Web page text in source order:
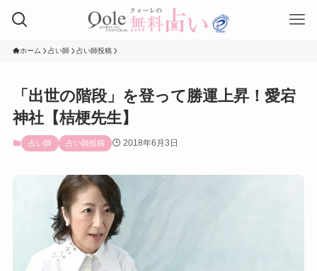
ホーム 占い師 占い師投稿
「出世の階段」を登って勝運上昇！愛宕
神社【桔梗先生】
占い師 占い師投稿 2018年6月3日